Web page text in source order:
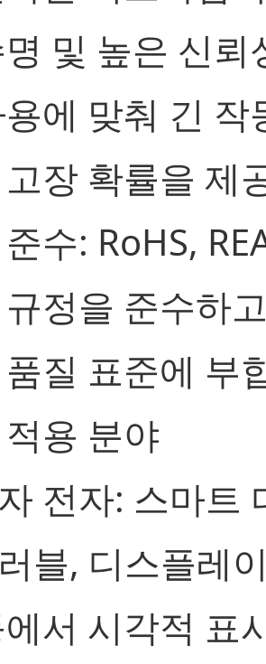
및 높은 신뢰
에 맞춰 긴 작
장 확률을 제
수: RoHS,
정을 준수하
질 표준에 부
용 분야
전자: 스마트
블, 디스플레
서 시각적 표